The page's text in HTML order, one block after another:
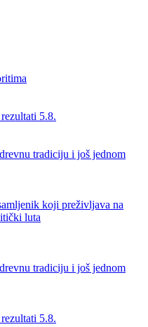
5.8.
tradiciju i još jednom
koji preživljava na
luta
tradiciju i još jednom
5.8.